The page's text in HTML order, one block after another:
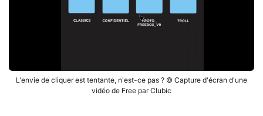
L'envie de cliquer est tentante, n'est-ce pas ? © Capture d'écran d'une
vidéo de Free par Clubic